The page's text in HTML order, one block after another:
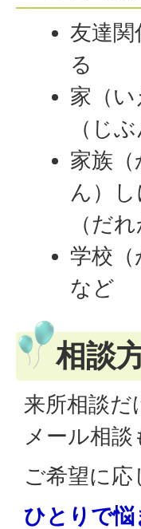
友達
る
家（
（じ
家族
ん）
（だ
学校
など
相談
来所相談だ
メール相談
ご希望に
ひとりで